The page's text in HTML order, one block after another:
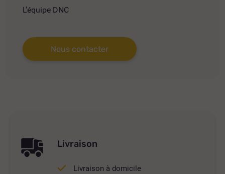
L’équipe DNC
Nous contacter
Livraison
Livraison à domicile